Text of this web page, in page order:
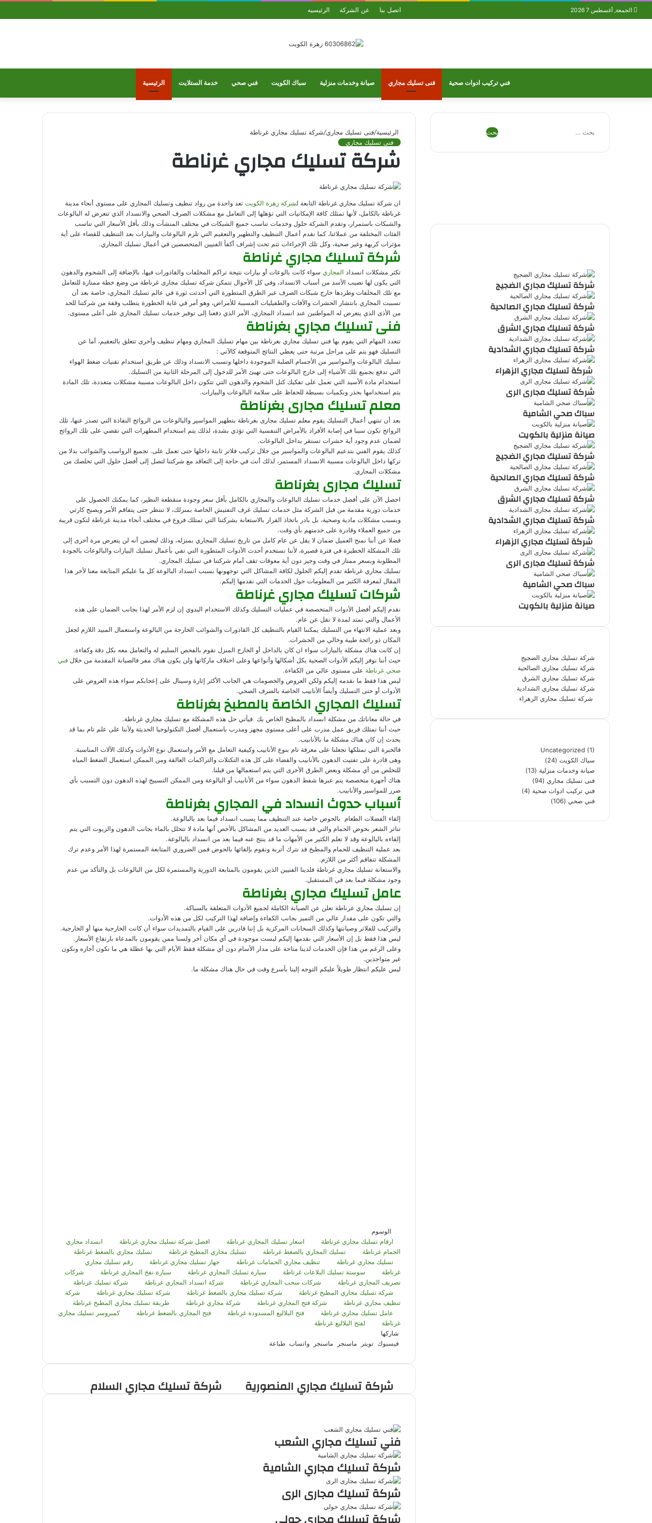
الجمعة, أغسطس 7 2026 الرئيسيه عن الشركة اتصل بنا
الرئيسية خدمة الستلايت فني صحي سباك الكويت صيانة وخدمات منزلية فنى تسليك مجاري فني تركيب ادوات صحية
الرئيسية/فنى تسليك مجاري/شركة تسليك مجاري غرناطة
فنى تسليك مجاري
شركة تسليك مجاري غرناطة
ان شركة تسليك مجاري غرناطة التابعة لشركة زهرة الكويت تعد واحدة من رواد تنظيف وتسليك المجاري على مستوى أنحاء مدينة
غرناطة بالكامل، لأنها تمتلك كافة الإمكانيات التي تؤهلها إلى التعامل مع مشكلات الصرف الصحي والانسداد الذي تتعرض له البالوعات
والشبكات باستمرار، وتقدم الشركة حلول وخدمات تناسب جميع الشبكات في مختلف المنشآت وذلك بأقل الأسعار التي تناسب
الفئات المختلفة من عملائنا، كما نقدم أعمال التنظيف والتطهير والتعقيم التي تلزم البالوعات والبيارات بعد التنظيف للقضاء على أية
مؤثرات كريهة وغير صحية، وكل تلك الإجراءات تتم تحت إشراف أكفأ الفنيين المتخصصين في أعمال تسليك المجاري.
شركة تسليك مجاري غرناطة
تكثر مشكلات انسداد المجاري سواء كانت بالوعات أو بيارات نتيجة تراكم المخلفات والقاذورات فيها، بالإضافة إلى الشحوم والدهون
التي يكون لها نصيب الأسد من أسباب الانسداد، وفي كل الأحوال تتمكن شركة تسليك مجارى غرناطة من وضع خطة ممتازة للتعامل
مع تلك المخلفات وطردها خارج شبكات الصرف عبر الطرق المتطورة التي أحدثت ثورة في عالم تسليك المجاري، خاصة بعد أن
تسببت المجاري بانتشار الحشرات والآفات والطفيليات المسببة للأمراض، وهو أمر في غاية الخطورة يتطلب وقفة من شركتنا للحد
من الأذى الذي يتعرض له المواطنين عند انسداد المجاري، الأمر الذي دفعنا إلى توفير خدمات تسليك المجاري على أعلى مستوى.
فنى تسليك مجاري بغرناطة
تتعدد المهام التي يقوم بها فني تسليك مجاري بغرناطة بين مهام تسليك المجاري ومهام تنظيف وأخرى تتعلق بالتعقيم، أما عن
التسليك فهو يتم على مراحل مرتبة حتى يعطي النتائج المتوقعة كالآتي :
تسليك البالوعات والمواسير من الأجسام الصلبة الموجودة داخلها وتسبب الانسداد وذلك عن طريق استخدام تقنيات ضغط الهواء
التي تدفع بجميع تلك الأشياء إلى خارج البالوعات حتى تهيئ الأمر للدخول إلى المرحلة الثانية من التسليك.
استخدام مادة الأسيد التي تعمل على تفكيك كتل الشحوم والدهون التي تتكون داخل البالوعات مسببة مشكلات متعددة، تلك المادة
يتم استخدامها بحذر وبكميات بسيطة للحفاظ على سلامة البالوعات والبيارات.
معلم تسليك مجارى بغرناطة
بعد أن تنتهي أعمال التسليك يقوم معلم تسليك مجارى بغرناطة بتطهير المواسير والبالوعات من الروائح النفاذة التي تصدر عنها، تلك
الروائح تكون سببا في إصابة الأفراد بالأمراض التنفسية التي تؤذي بشدة، لذلك يتم استخدام المطهرات التي تقضي على تلك الروائح
لضمان عدم وجود أية حشرات تستقر بداخل البالوعات.
كذلك يقوم الفني بتدعيم البالوعات والمواسير من خلال تركيب فلاتر ثابتة داخلها حتى تعمل على. تجميع الرواسب والشوائب بدلا من
تركها داخل البالوعات مسببة الانسداد المستمر، لذلك أنت في حاجة إلى التعاقد مع شركتنا لتصل إلى أفضل حلول التي تخلصك من
مشكلات المجاري.
تسليك مجارى بغرناطة
احصل الآن على أفضل خدمات تسليك البالوعات والمجاري بالكامل بأقل سعر وجودة منقطعة النظير، كما يمكنك الحصول على
خدمات دورية مقدمة من قبل الشركة مثل خدمات تسليك غرف التفتيش الخاصة بمنزلك، لا تنتظر حتى يتفاقم الأمر ويصبح كارثي
وبسبب مشكلات مادية وصحية، بل بادر باتخاذ القرار بالاستعانة بشركتنا التي تمتلك فروع في مختلف أنحاء مدينة غرناطة لتكون قريبة
من جميع العملاء وقادرة على خدمتهم بأي وقت.
فضلا عن أننا نمنح العميل ضمان لا يقل عن عام كامل من تاريخ تسليك المجاري بمنزله، وذلك ليضمن أنه لن يتعرض مرة أخرى إلى
تلك المشكلة الخطيرة في فترة قصيرة، لأننا نستخدم أحدث الأدوات المتطورة التي تفي بأعمال تسليك البيارات والبالوعات بالجودة
المطلوبة وبسعر ممتاز في وقت وجيز دون أية معوقات تقف أمام شركتنا في تسليك المجاري.
تسليك مجاري غرناطة تقدم إليكم الحلول لكافة المشاكل التي توجهونها بسبب انسداد البالوعة كل ما عليكم المتابعة معنا لأخر هذا
المقال لمعرفة الكثير من المعلومات حول الخدمات التي نقدمها إليكم.
شركات تسليك مجاري غرناطة
نقدم إليكم أفضل الأدوات المتخصصة في عمليات التسليك وكذلك الاستخدام اليدوي إن لزم الأمر لهذا بجانب الضمان على هذه
الأعمال والتي تمتد لمدة لا تقل عن عام.
وبعد عملية الانتهاء من التسليك يمكننا القيام بالتنظيف كل القاذورات والشوائب الخارجة من البالوعة واستعمال المبيد اللازم لجعل
المكان ذو رائحة طيبة وخالي من الحشرات.
إن كانت هناك مشكلة بالبيارات سواء ان كان بالداخل أو الخارج المنزل نقوم بالفحص السليم له والتعامل معه بكل دقة وكفاءة.
حيث أننا نوفر إليكم الأدوات الصحية بكل أشكالها وأنواعها وعلى اختلاف ماركاتها ولن يكون هناك مفر فالصيانة المقدمة من خلال فني
صحي غرناطة على مستوى عالي من الكفاءة.
ليس هذا فقط ما نقدمه إليكم ولكن العروض والخصومات هي الجانب الأكثر إثارة وسينال على إعجابكم سواء هذه العروض على
الأدوات أو حتى التسليك وأيضاً الأنابيب الخاصة بالصرف الصحي.
تسليك المجاري الخاصة بالمطبخ بغرناطة
في حالة معاناتك من مشكلة انسداد بالمطبخ الخاص بك فيأتي حل هذه المشكلة مع تسليك مجاري غرناطة.
حيث أننا نمتلك فريق عمل مدرب على أعلى مستوى مجهز ومدرب باستعمال أفضل التكنولوجيا الحديثة ولأننا على علم تام بما قد
يحدث إن كان هناك مشكلة ما بالأنابيب.
فالخبرة التي نمتلكها تجعلنا على معرفة تام بنوع الأنابيب وكيفية التعامل مع الأمر واستعمال نوع الأدوات وكذلك الآلات المناسبة.
وهى قادرة على تفتيت الدهون بالأنابيب والقضاء على كل هذه التكتلات والتراكمات العالقة ومن الممكن استعمال الضغط المياه
للتخلص من أي مشكلة وبعض الطرق الأخرى التي يتم استعمالها من قبلنا.
هناك أجهزة متخصصة يتم عبرها شفط الدهون سواء من الأنابيب أو البالوعة ومن الممكن التسييح لهذه الدهون دون التسبب بأي
ضرر للمواسير والأنابيب.
أسباب حدوث انسداد في المجاري بغرناطة
إلقاء الفضلات الطعام بالحوض خاصة عند التنظيف مما يسبب انسداد فيما بعد بالبالوعة.
تناثر الشعر بحوض الحمام والتي قد يسبب العديد من المشاكل بالأخص أنها مادة لا تتحلل بالماء بجانب الدهون والزيوت التي يتم
إلقاءه بالبالوعة وقد لا تعلم الكثير من الأمهات ما قد ينتج عنه فيما بعد من انسداد بالبالوعة.
بعد عملية التنظيف للحمام والمطبخ قد نترك أتربة ونقوم بإلقائها بالحوض فمن الضروري المتابعة المستمرة لهذا الأمر وعدم ترك
المشكلة تتفاقم أكثر من اللازم.
والاستعانة تسليك مجاري غرناطة فلدينا الفنيين الذين يقومون بالمتابعة الدورية والمستمرة لكل من البالوعات بل والتأكد من عدم
وجود مشكلة فيما بعد في المستقبل.
عامل تسليك مجاري بغرناطة
إن تسليك مجاري غرناطة تعلن عن الصيانة الكاملة لجميع الأدوات المتعلقة بالسباكة.
والتي تكون على مقدار عالي من التميز بجانب الكفاءة وإضافة لهذا التركيب لكل من هذه الأدوات.
والتركيب للفلاتر وصيانتها وكذلك السخانات المركزية بل إننا قادرين على القيام بالتمديدات سواء أن كانت الخارجية منها أو الخارجية.
ليس هذا فقط بل إن الأسعار التي نقدمها إليكم ليست موجودة في أي مكان آخر ولسنا ممن يقومون بالمدعاة بارتفاع الأسعار.
وعلى الرغم من هذا فإن الخدمات لدينا متاحة على مدار الأسام دون أي مشكلة فقط الأيام التي بها عطلة هي ما تكون أجازه ونكون
غير متواجدين.
ليس عليكم انتظار طويلاً عليكم التوجه إلينا بأسرع وقت في حال هناك مشكلة ما.
الوسوم
ارقام تسليك مجاري غرناطة
اسعار تسليك المجاري غرناطة افضل شركة تسليك مجاري غرناطة
انسداد مجاري
الحمام غرناطة
تسليك المجاري بالضغط غرناطة تسليك مجاري المطبخ غرناطة
تسليك مجاري بالضغط غرناطة
تسليك مجاري غرناطة
تنظيف مجاري الحمامات غرناطة جهاز تسليك مجاري غرناطة
رقم تسليك مجاري
غرناطة
سوستة تسليك البلاعات غرناطة سيارة تسليك المجاري غرناطة سيارة نفخ المجاري غرناطة
شركات
تصريف المجاري غرناطة
شركات سحب المجاري غرناطة شركة انسداد المجاري غرناطة
شركة تسليك غرناطة
شركة تسليك مجاري المطبخ غرناطة
شركة تسليك مجاري بالضغط غرناطة شركة تسليك مجاري غرناطة
شركة
تنظيف مجاري غرناطة
شركة فتح المجاري غرناطة شركة مجاري غرناطة
طريقة تسليك مجاري المطبخ غرناطة
عامل تسليك مجاري غرناطة
فتح البلاليع المسدودة غرناطة فتح المجاري بالضغط غرناطة
كمبروسر تسليك مجاري
غرناطة
لفتح البلاليع غرناطة
شاركها
فيسبوك تويتر ماسنجر ماسنجر واتساب طباعة
شركة تسليك مجاري السلام
شركة تسليك مجاري المنصورية
فني تسليك مجاري الشعب
شركة تسليك مجاري الشامية
شركة تسليك مجارى الرى
البحث
شركة تسليك مجاري الضجيج
شركة تسليك مجاري الصالحية
شركة تسليك مجاري الشرق
شركة تسليك مجاري الشدادية
شركة تسليك مجاري الزهراء
شركة تسليك مجارى الرى
سباك صحي الشامية
صيانة منزلية بالكويت
شركة تسليك مجاري الضجيج
شركة تسليك مجاري الصالحية
شركة تسليك مجاري الشرق
شركة تسليك مجاري الشدادية
شركة تسليك مجاري الزهراء
شركة تسليك مجارى الرى
سباك صحي الشامية
صيانة منزلية بالكويت
شركة تسليك مجاري الضجيج
شركة تسليك مجاري الصالحية
شركة تسليك مجاري الشرق
شركة تسليك مجاري الشدادية
شركة تسليك مجاري الزهراء
Uncategorized (1)
سباك الكويت (24)
صيانة وخدمات منزلية (13)
فنى تسليك مجاري (94)
فني تركيب ادوات صحية (4)
فني صحي (106)